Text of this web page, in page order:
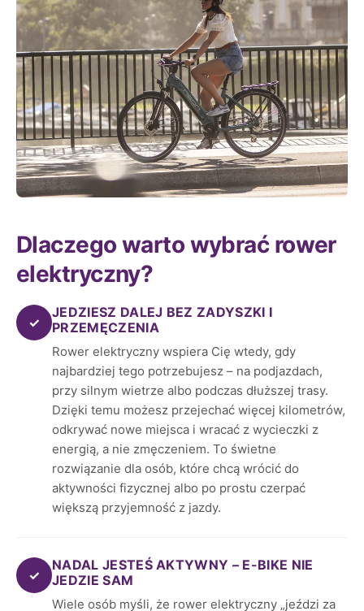
Dlaczego warto wybrać rower
elektryczny?
✓
JEDZIESZ DALEJ BEZ ZADYSZKI I
PRZEMĘCZENIA
Rower elektryczny wspiera Cię wtedy, gdy
najbardziej tego potrzebujesz – na podjazdach,
przy silnym wietrze albo podczas dłuższej trasy.
Dzięki temu możesz przejechać więcej kilometrów,
odkrywać nowe miejsca i wracać z wycieczki z
energią, a nie zmęczeniem. To świetne
rozwiązanie dla osób, które chcą wrócić do
aktywności fizycznej albo po prostu czerpać
większą przyjemność z jazdy.
✓
NADAL JESTEŚ AKTYWNY – E-BIKE NIE
JEDZIE SAM
Wiele osób myśli, że rower elektryczny „jeździ za